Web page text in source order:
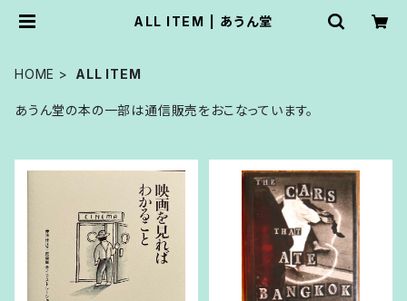
ALL ITEM | あうん堂
HOME ALL ITEM
あうん堂の本の一部は通信販売をおこなっています。